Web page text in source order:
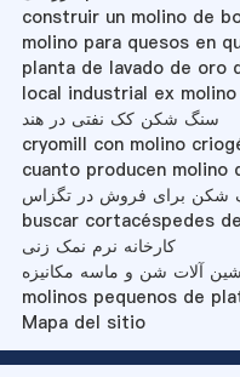
construir un molino de
molino para quesos en
planta de lavado de oro
local industrial ex
سنگ شکن کک نفتی در هند
cryomill con molino
cuanto producen molino
شکن برای فروش در تگزاس
buscar cortacéspedes
کارخانه نرم نمک زنی
آلات شن و ماسه مکانیزه
molinos pequenos de
Mapa del sitio